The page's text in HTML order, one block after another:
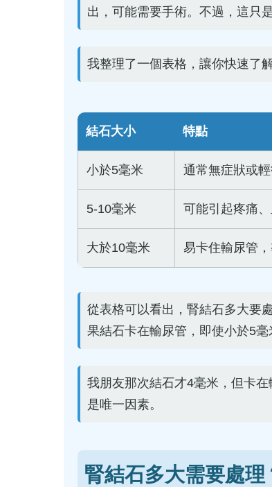
出，可能需要手術。不過，這只
我整理了一個表格，讓你快速了
結石大小 特點
小於5毫米 通常無症狀或
5-10毫米 可能引起疼痛
大於10毫米 易卡住輸尿管
從表格可以看出，腎結石多大要
果結石卡在輸尿管，即使小於5毫
我朋友那次結石才4毫米，但卡
是唯一因素。
腎結石多大需要處